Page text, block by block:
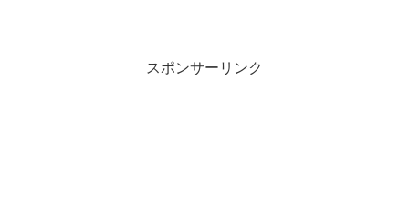
スポンサーリンク